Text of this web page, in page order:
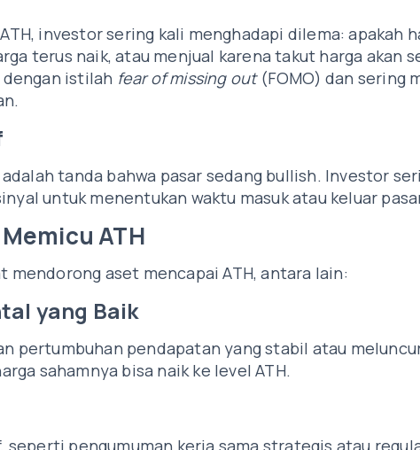
investor sering kali menghadapi dilema: apakah
terus naik, atau menjual karena takut harga akan
istilah fear of missing out(FOMO) dan sering
tanda bahwa pasar sedang bullish. Investor
untuk menentukan waktu masuk atau keluar
ATH
mendorong aset mencapai ATH, antara lain:
yang Baik
pertumbuhan pendapatan yang stabil atau
sahamnya bisa naik ke level ATH.
pengumuman kerja sama strategis atau